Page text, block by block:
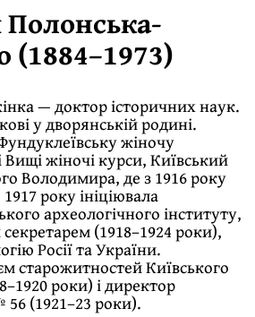
Полонська-
(1884–1973)
— доктор історичних наук.
у дворянській родині.
жіночу
Вищі жіночі курси, Київський
Володимира, де з 1916 року
року ініціювала
археологічного інституту,
(1918–1924 роки),
Росії та України.
старожитностей Київського
роки) і директор
(1921–23 роки).